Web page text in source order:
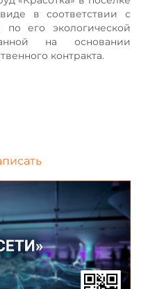
в соответствии с
по его экологической
на основании
контракта.